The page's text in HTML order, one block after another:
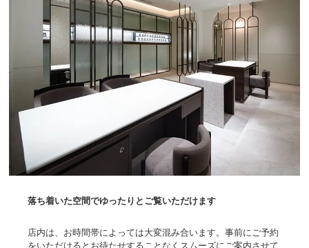
落ち着いた空間でゆったりとご覧いただけます
店内は、お時間帯によっては大変混み合います。事前にご予約
をいただけるとお待たせすることなくスムーズにご案内させて